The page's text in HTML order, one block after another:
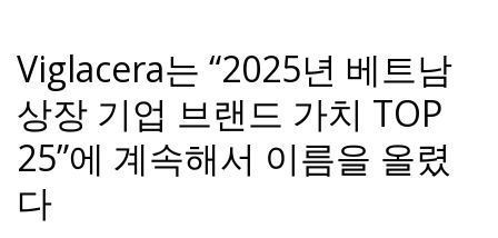
Viglacera는 “2025년 베트남
상장 기업 브랜드 가치 TOP
25”에 계속해서 이름을 올렸
다